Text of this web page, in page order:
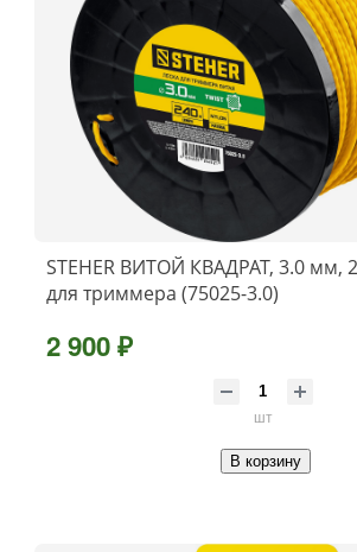
STEHER ВИТОЙ КВАДРАТ, 3.0 мм,
для триммера (75025-3.0)
2 900 ₽
шт
В корзину